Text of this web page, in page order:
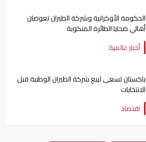
الحكومة الأوكرانية وشركة الطيران تعوضان
أهالي ضحايا الطائرة المنكوبة
أخبار عالمية
باكستان تسعى لبيع شركة الطيران الوطنية قبل
الانتخابات
اقتصاد